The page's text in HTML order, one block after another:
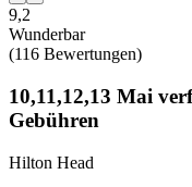
9,2
Wunderbar
(116 Bewertungen)
10,11,12,13 Mai
Gebühren
Hilton Head